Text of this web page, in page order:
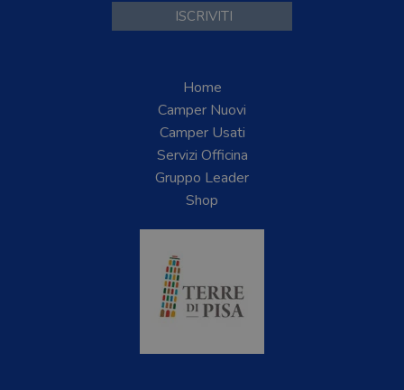
Home
Camper Nuovi
Camper Usati
Servizi Officina
Gruppo Leader
Shop